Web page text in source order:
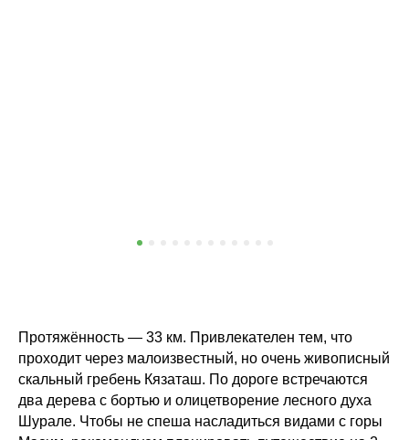
Протяжённость — 33 км. Привлекателен тем, что
проходит через малоизвестный, но очень живописный
скальный гребень Кязаташ. По дороге встречаются
два дерева с бортью и олицетворение лесного духа
Шурале. Чтобы не спеша насладиться видами с горы